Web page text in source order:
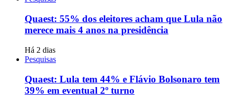
Quaest: 55% dos eleitores acham que Lula não
merece mais 4 anos na presidência
Há 2 dias
Pesquisas
Quaest: Lula tem 44% e Flávio Bolsonaro tem
39% em eventual 2º turno